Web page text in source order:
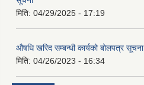
मिति: 04/29/2025 - 17:19
औषधि खरिद सम्बन्धी कार्यको बोलपत्र सूचना
मिति: 04/26/2023 - 16:34